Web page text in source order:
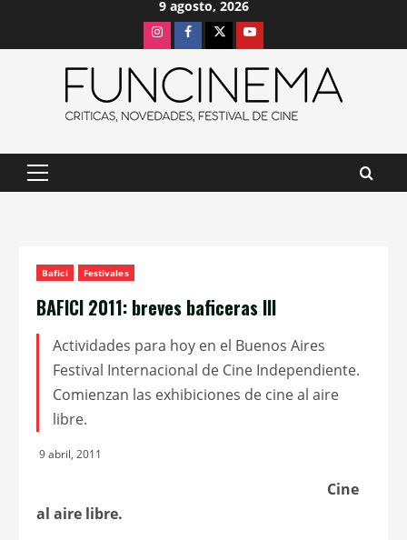
9 agosto, 2026
InstagramFacebook
X Youtube
Menú
Bafici Festivales
BAFICI 2011: breves baficeras III
Actividades para hoy en el Buenos Aires
Festival Internacional de Cine Independiente.
Comienzan las exhibiciones de cine al aire
libre.
9 abril, 2011
Cine
al aire libre.